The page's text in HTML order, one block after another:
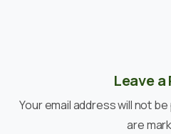
Leave a
Your email address will not
are